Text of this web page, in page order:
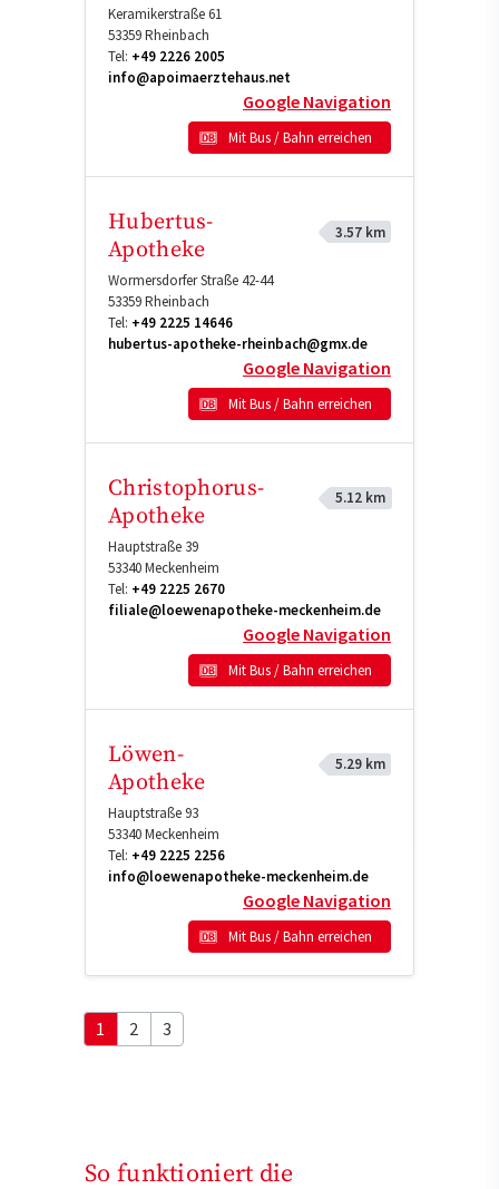
Keramikerstraße 61
53359Rheinbach
Tel: +49 2226 2005
info@apoimaerztehaus.net
Google Navigation
Mit Bus / Bahn erreichen
Hubertus-
Apotheke
3.57 km
Wormersdorfer Straße 42-44
53359Rheinbach
Tel: +49 2225 14646
hubertus-apotheke-rheinbach@gmx.de
Google Navigation
Mit Bus / Bahn erreichen
Christophorus-
Apotheke
5.12 km
Hauptstraße 39
53340Meckenheim
Tel: +49 2225 2670
filiale@loewenapotheke-meckenheim.de
Google Navigation
Mit Bus / Bahn erreichen
Löwen-
Apotheke
5.29 km
Hauptstraße 93
53340Meckenheim
Tel: +49 2225 2256
info@loewenapotheke-meckenheim.de
Google Navigation
Mit Bus / Bahn erreichen
1 2 3
So funktioniert die